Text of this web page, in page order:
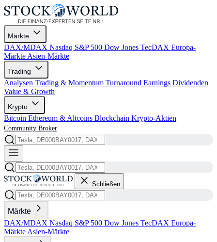
Märkte
DAX/MDAX Nasdaq S&P 500 Dow Jones TecDAX Europa-
Märkte Asien-Märkte
Trading
Analysen Trading & Momentum Turnaround Earnings Dividenden
Value & Growth
Krypto
Bitcoin Ethereum & Altcoins Blockchain Krypto-Aktien
Community Broker
Schließen
Märkte
DAX/MDAX Nasdaq S&P 500 Dow Jones TecDAX Europa-
Märkte Asien-Märkte